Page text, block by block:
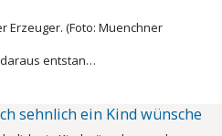
Erzeuger. (Foto: Muenchner
entstan…
sehnlich ein Kind wünsche